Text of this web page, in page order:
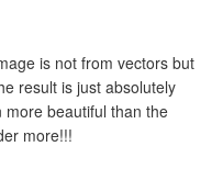
is not from vectors but
result is just absolutely
beautiful than the
more!!!